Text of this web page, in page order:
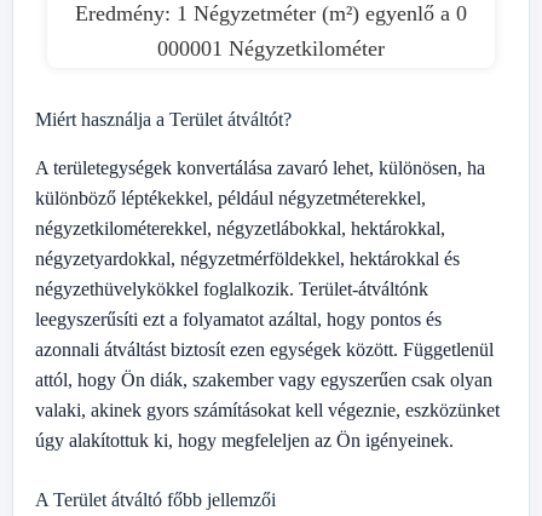
Eredmény: 1 Négyzetméter (m²) egyenlő a 0
000001 Négyzetkilométer
Miért használja a Terület átváltót?
A területegységek konvertálása zavaró lehet, különösen, ha
különböző léptékekkel, például négyzetméterekkel,
négyzetkilométerekkel, négyzetlábokkal, hektárokkal,
négyzetyardokkal, négyzetmérföldekkel, hektárokkal és
négyzethüvelykökkel foglalkozik. Terület-átváltónk
leegyszerűsíti ezt a folyamatot azáltal, hogy pontos és
azonnali átváltást biztosít ezen egységek között. Függetlenül
attól, hogy Ön diák, szakember vagy egyszerűen csak olyan
valaki, akinek gyors számításokat kell végeznie, eszközünket
úgy alakítottuk ki, hogy megfeleljen az Ön igényeinek.
A Terület átváltó főbb jellemzői